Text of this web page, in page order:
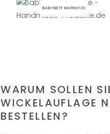
BABYBETT MATRATZE
WARUM SOLLEN
WICKELAUFLAGE
ESTELLEN?